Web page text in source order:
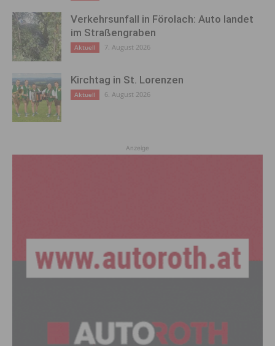
Verkehrsunfall in Förolach: Auto landet
im Straßengraben
Aktuell 7. August 2026
Kirchtag in St. Lorenzen
Aktuell 6. August 2026
Anzeige